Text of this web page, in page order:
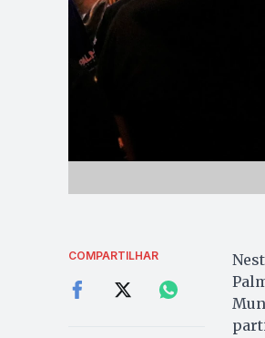
COMPARTILHAR